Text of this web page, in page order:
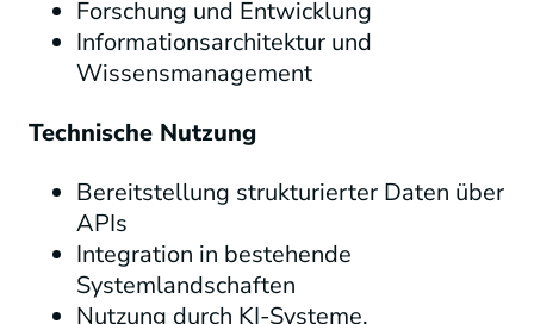
Forschung und Entwicklung
Informationsarchitektur und
Wissensmanagement
Technische Nutzung
Bereitstellung strukturierter Daten über
APIs
Integration in bestehende
Systemlandschaften
Nutzung durch KI-Systeme,